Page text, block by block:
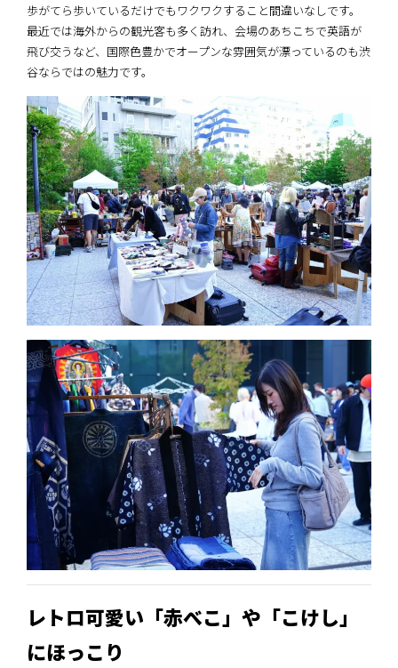
歩がてら歩いているだけでもワクワクすること間違いなしです。
最近では海外からの観光客も多く訪れ、会場のあちこちで英語が
飛び交うなど、国際色豊かでオープンな雰囲気が漂っているのも渋
谷ならではの魅力です。
レトロ可愛い「赤べこ」や「こけし」
にほっこり